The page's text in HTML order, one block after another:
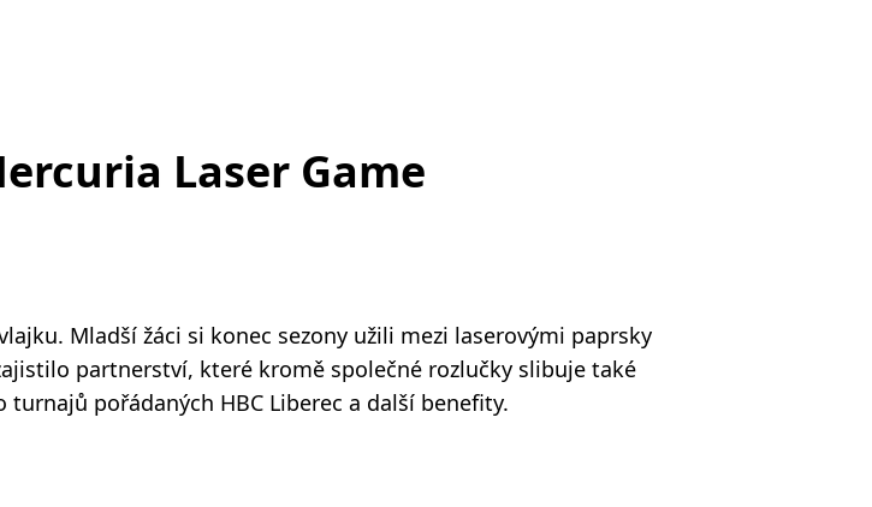
Laser Game
Mladší žáci si konec sezony užili mezi laserovými paprsky
partnerství, které kromě společné rozlučky slibuje také
pořádaných HBC Liberec a další benefity.